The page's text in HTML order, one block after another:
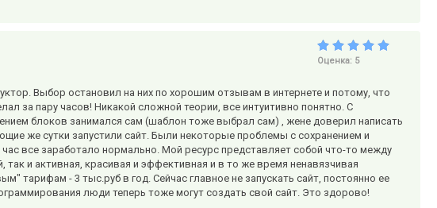
Оценка: 5
Выбор остановил на них по хорошим отзывам в интернете и потому, что
за пару часов! Никакой сложной теории, все интуитивно понятно. С
блоков занимался сам (шаблон тоже выбрал сам) , жене доверил написать
же сутки запустили сайт. Были некоторые проблемы с сохранением и
все заработало нормально. Мой ресурс представляет собой что-то между
и активная, красивая и эффективная и в то же время ненавязчивая
тарифам - 3 тыс.руб в год. Сейчас главное не запускать сайт, постоянно ее
люди теперь тоже могут создать свой сайт. Это здорово!